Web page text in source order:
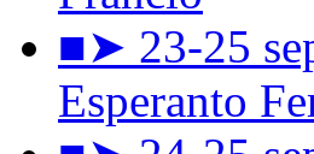
■➤ 23-25
Esperanto